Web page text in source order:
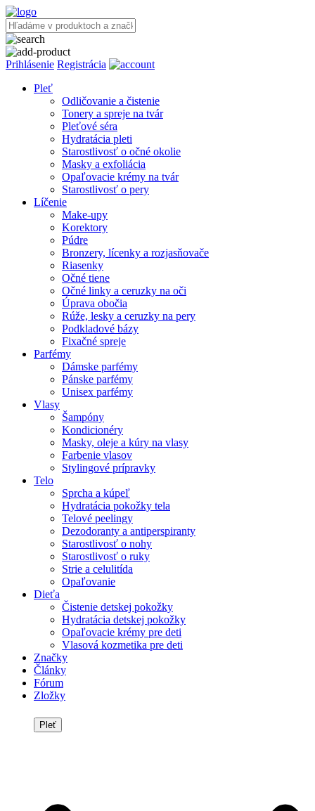
Prihlásenie Registrácia
Pleť
Odličovanie a čistenie
Tonery a spreje na tvár
Pleťové séra
Hydratácia pleti
Starostlivosť o očné okolie
Masky a exfoliácia
Opaľovacie krémy na tvár
Starostlivosť o pery
Líčenie
Make-upy
Korektory
Púdre
Bronzery, lícenky a rozjasňovače
Riasenky
Očné tiene
Očné linky a ceruzky na oči
Úprava obočia
Rúže, lesky a ceruzky na pery
Podkladové bázy
Fixačné spreje
Parfémy
Dámske parfémy
Pánske parfémy
Unisex parfémy
Vlasy
Šampóny
Kondicionéry
Masky, oleje a kúry na vlasy
Farbenie vlasov
Stylingové prípravky
Telo
Sprcha a kúpeľ
Hydratácia pokožky tela
Telové peelingy
Dezodoranty a antiperspiranty
Starostlivosť o nohy
Starostlivosť o ruky
Strie a celulitída
Opaľovanie
Dieťa
Čistenie detskej pokožky
Hydratácia detskej pokožky
Opaľovacie krémy pre deti
Vlasová kozmetika pre deti
Značky
Články
Fórum
Zložky
Pleť